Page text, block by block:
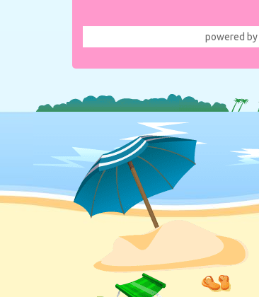
powered by